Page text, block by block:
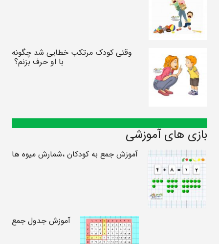
وقتی کودک مرتکب خطایی شد چگونه
با او حرف بزنم؟
بازی های آموزشی
آموزش جمع به کودکان ،شمارش میوه ها
آموزش جدول جمع